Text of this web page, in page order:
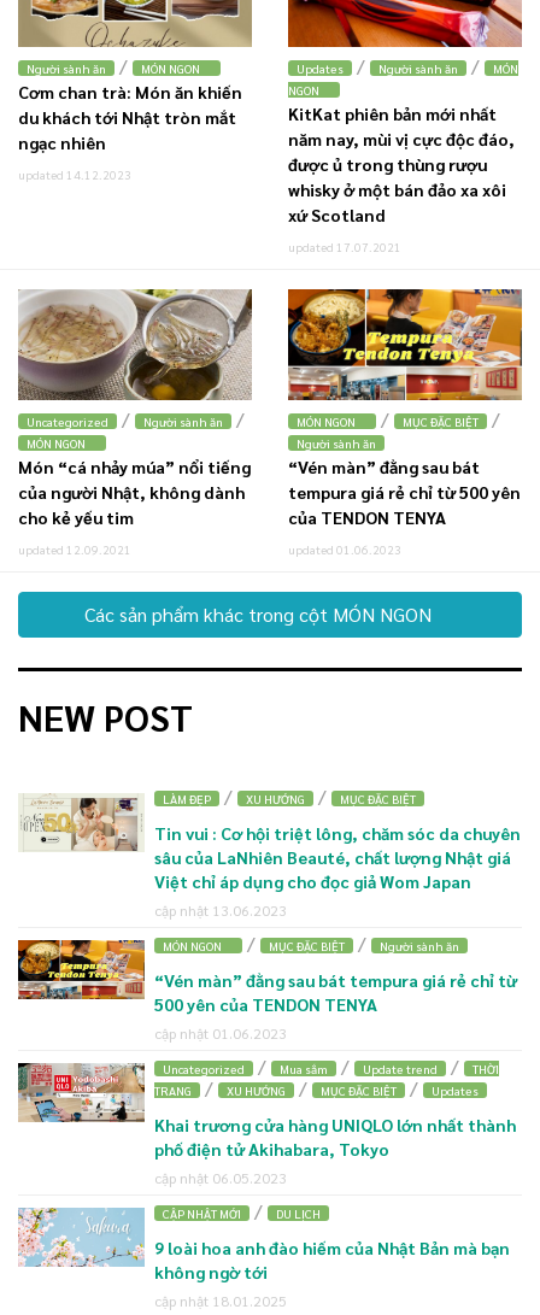
Người sành ăn / MÓN NGON
Cơm chan trà: Món ăn khiến
du khách tới Nhật tròn mắt
ngạc nhiên
updated 14.12.2023
Updates / Người sành ăn /
MÓN
NGON
KitKat phiên bản mới nhất
năm nay, mùi vị cực độc đáo,
được ủ trong thùng rượu
whisky ở một bán đảo xa xôi
xứ Scotland
updated 17.07.2021
Uncategorized / Người sành ăn /
MÓN NGON
Món “cá nhảy múa” nổi tiếng
của người Nhật, không dành
cho kẻ yếu tim
updated 12.09.2021
MÓN NGON / MỤC ĐẶC BIỆT /
Người sành ăn
“Vén màn” đằng sau bát
tempura giá rẻ chỉ từ 500 yên
của TENDON TENYA
updated 01.06.2023
Các sản phẩm khác trong cột MÓN NGON
NEW POST
LÀM ĐẸP / XU HƯỚNG / MỤC ĐẶC BIỆT
Tin vui : Cơ hội triệt lông, chăm sóc da chuyên
sâu của LaNhiên Beauté, chất lượng Nhật giá
Việt chỉ áp dụng cho đọc giả Wom Japan
cập nhật 13.06.2023
MÓN NGON / MỤC ĐẶC BIỆT / Người sành ăn
“Vén màn” đằng sau bát tempura giá rẻ chỉ từ
500 yên của TENDON TENYA
cập nhật 01.06.2023
Uncategorized / Mua sắm / Update trend /
THỜI
TRANG / XU HƯỚNG / MỤC ĐẶC BIỆT / Updates
Khai trương cửa hàng UNIQLO lớn nhất thành
phố điện tử Akihabara, Tokyo
cập nhật 06.05.2023
CẬP NHẬT MỚI / DU LỊCH
9 loài hoa anh đào hiếm của Nhật Bản mà bạn
không ngờ tới
cập nhật 18.01.2025